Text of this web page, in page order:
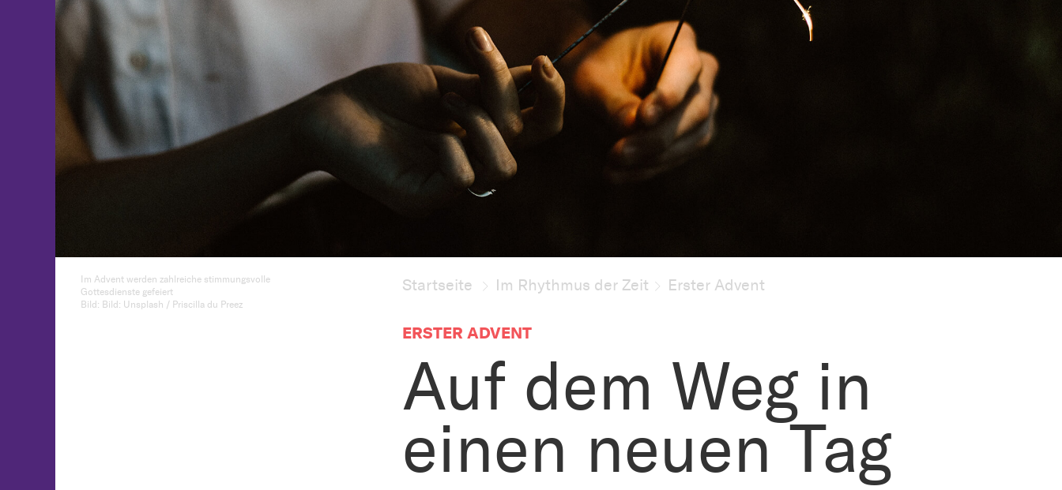
Im Advent werden zahlreiche stimmungsvolle
Gottesdienste gefeiert
Bild: Bild: Unsplash / Priscilla du Preez
Startseite Im Rhythmus der Zeit Erster Advent
ERSTER ADVENT
Auf dem Weg in
einen neuen Tag